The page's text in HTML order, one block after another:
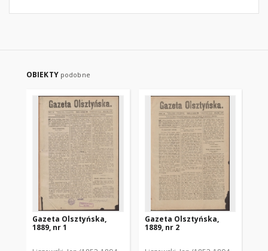
OBIEKTY podobne
Gazeta Olsztyńska,
1889, nr 1
Gazeta Olsztyńska,
1889, nr 2